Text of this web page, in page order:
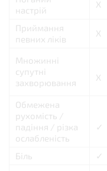
настрій
X
Приймання
певних ліків
X
Множинні
супутні
захворювання
X
Обмежена
рухомість /
падіння / різка
ослабленість
✓
Біль ✓